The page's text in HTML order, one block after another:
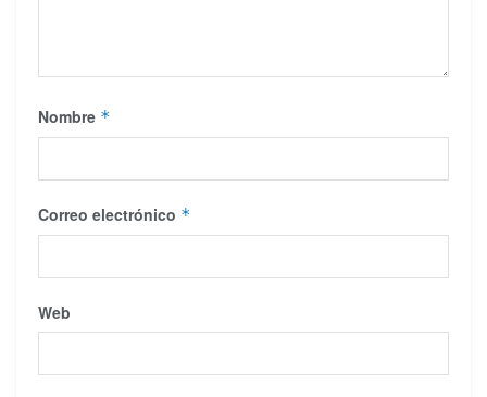
Nombre *
Correo electrónico *
Web